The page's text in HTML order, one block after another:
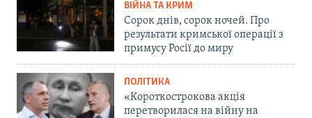
ВІЙНА ТА КРИМ
Сорок днів, сорок ночей. Про
результати кримської операції з
примусу Росії до миру
ПОЛІТИКА
«Короткострокова акція
перетворилася на війну на